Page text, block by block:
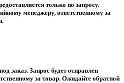
только по запросу.
менеджеру, ответственному за
заказ. Запрос будет отправлен
за товар. Ожидайте обратной